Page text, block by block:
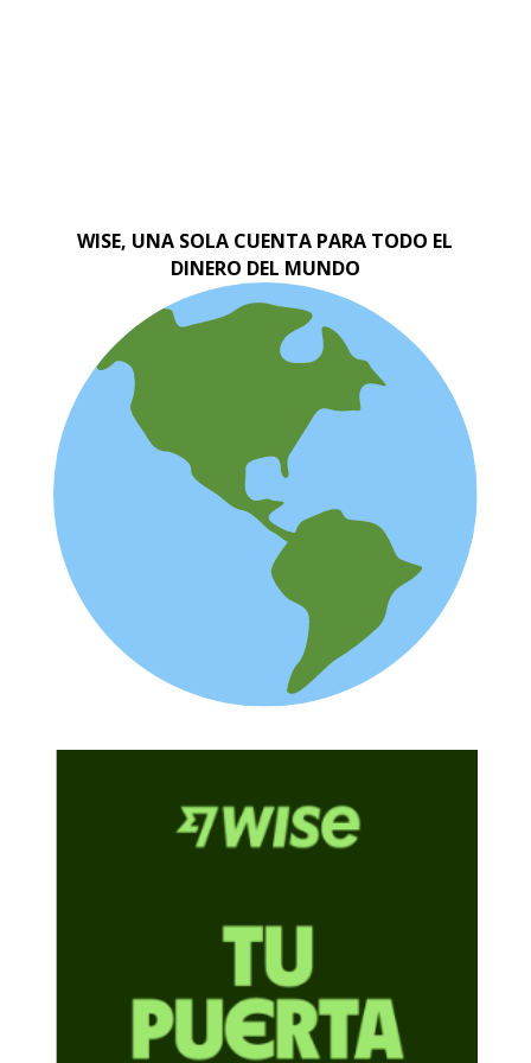
WISE, UNA SOLA CUENTA PARA TODO EL
DINERO DEL MUNDO